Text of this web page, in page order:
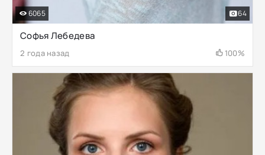
Софья Лебедева
2 года назад 100%
6065 64